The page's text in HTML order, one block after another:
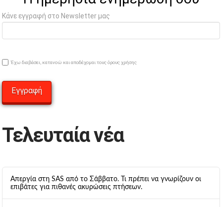
Κάνε εγγραφή στο Newsletter μας
Έχω διαβάσει, κατανοώ και αποδέχομαι τους όρους χρήσης
Τελευταία νέα
Απεργία στη SAS από το Σάββατο. Τι πρέπει να γνωρίζουν οι
επιβάτες για πιθανές ακυρώσεις πτήσεων.